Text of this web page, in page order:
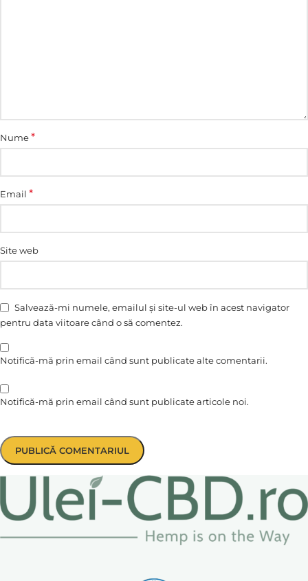
Nume*
Email *
Site web
Salvează-mi numele, emailul și site-ul web în acest navigator
pentru data viitoare când o să comentez.
Notifică-mă prin email când sunt publicate alte comentarii.
Notifică-mă prin email când sunt publicate articole noi.